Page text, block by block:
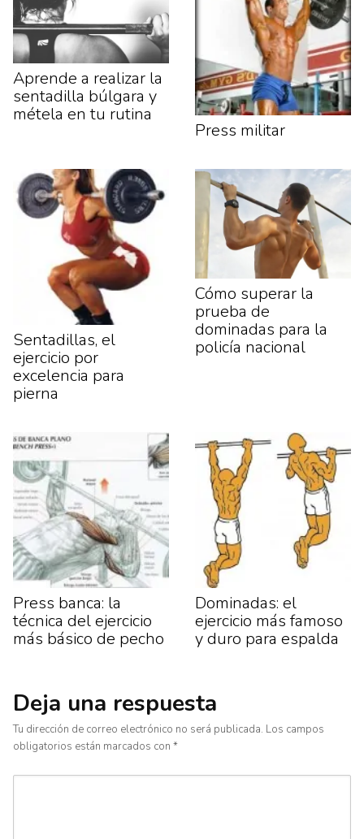
Aprende a realizar la
sentadilla búlgara y
métela en tu rutina
Press militar
Sentadillas, el
ejercicio por
excelencia para
pierna
Cómo superar la
prueba de
dominadas para la
policía nacional
Press banca: la
técnica del ejercicio
más básico de pecho
Dominadas: el
ejercicio más famoso
y duro para espalda
Deja una respuesta
Tu dirección de correo electrónico no será publicada. Los campos
obligatorios están marcados con *